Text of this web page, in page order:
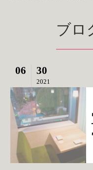
ブロ
06 30
2021